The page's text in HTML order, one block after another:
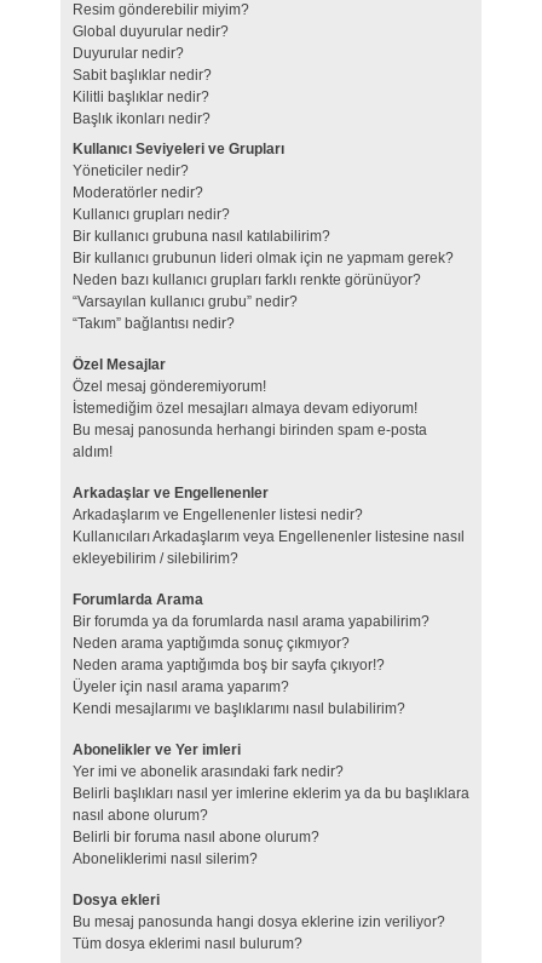
Resim gönderebilir miyim?
Global duyurular nedir?
Duyurular nedir?
Sabit başlıklar nedir?
Kilitli başlıklar nedir?
Başlık ikonları nedir?
Kullanıcı Seviyeleri ve Grupları
Yöneticiler nedir?
Moderatörler nedir?
Kullanıcı grupları nedir?
Bir kullanıcı grubuna nasıl katılabilirim?
Bir kullanıcı grubunun lideri olmak için ne yapmam gerek?
Neden bazı kullanıcı grupları farklı renkte görünüyor?
“Varsayılan kullanıcı grubu” nedir?
“Takım” bağlantısı nedir?
Özel Mesajlar
Özel mesaj gönderemiyorum!
İstemediğim özel mesajları almaya devam ediyorum!
Bu mesaj panosunda herhangi birinden spam e-posta
aldım!
Arkadaşlar ve Engellenenler
Arkadaşlarım ve Engellenenler listesi nedir?
Kullanıcıları Arkadaşlarım veya Engellenenler listesine nasıl
ekleyebilirim / silebilirim?
Forumlarda Arama
Bir forumda ya da forumlarda nasıl arama yapabilirim?
Neden arama yaptığımda sonuç çıkmıyor?
Neden arama yaptığımda boş bir sayfa çıkıyor!?
Üyeler için nasıl arama yaparım?
Kendi mesajlarımı ve başlıklarımı nasıl bulabilirim?
Abonelikler ve Yer imleri
Yer imi ve abonelik arasındaki fark nedir?
Belirli başlıkları nasıl yer imlerine eklerim ya da bu başlıklara
nasıl abone olurum?
Belirli bir foruma nasıl abone olurum?
Aboneliklerimi nasıl silerim?
Dosya ekleri
Bu mesaj panosunda hangi dosya eklerine izin veriliyor?
Tüm dosya eklerimi nasıl bulurum?